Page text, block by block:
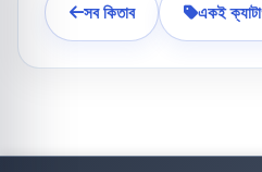
সব কিতাব একই